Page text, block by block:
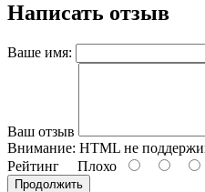
Написать отзыв
Ваше имя:
Ваш отзыв
Внимание: HTML не
Рейтинг Плохо
Продолжить